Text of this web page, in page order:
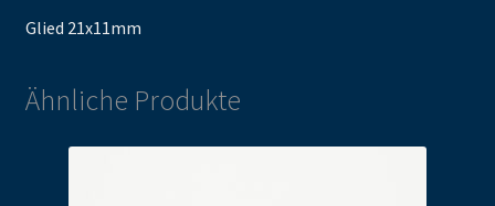
Glied 21x11mm
Ähnliche Produkte